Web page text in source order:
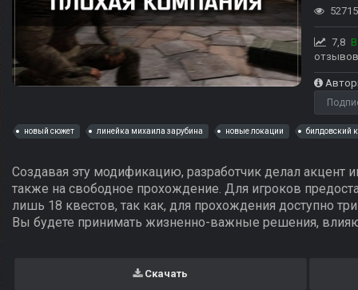
7,8
новый сюжет линейка михаила зарубина новые локации билдовский
Создавая эту модификацию, разработчик делал акцент
также на свободное прохождение. Для игроков
лишь 18 квестов, так как, для прохождения доступно
Вы будете принимать жизненно-важные решения,
Скачать